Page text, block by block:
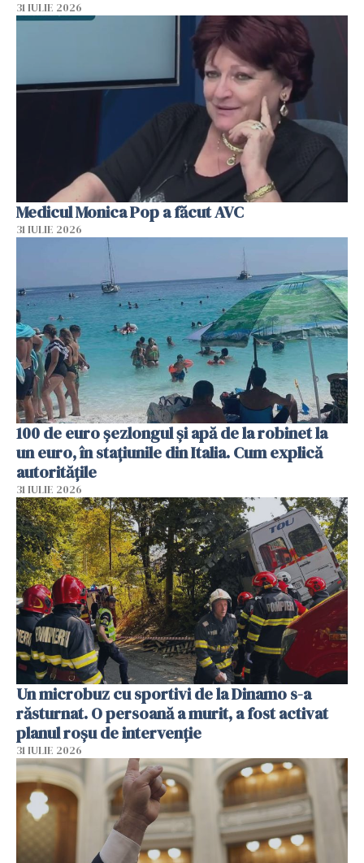
31 IULIE 2026
Medicul Monica Pop a făcut AVC
31 IULIE 2026
100 de euro șezlongul și apă de la robinet la
un euro, în stațiunile din Italia. Cum explică
autoritățile
31 IULIE 2026
Un microbuz cu sportivi de la Dinamo s-a
răsturnat. O persoană a murit, a fost activat
planul roșu de intervenție
31 IULIE 2026